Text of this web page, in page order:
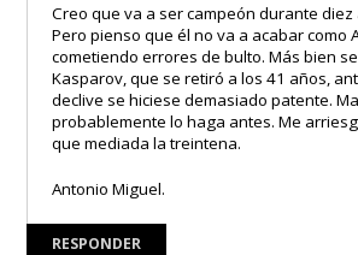
Creo que va a ser campeón durante diez
Pero pienso que él no va a acabar como
cometiendo errores de bulto. Más bien
Kasparov, que se retiró a los 41 años,
declive se hiciese demasiado patente.
probablemente lo haga antes. Me
que mediada la treintena.
Antonio Miguel.
RESPONDER